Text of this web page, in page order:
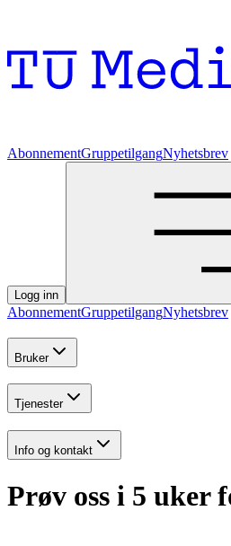
AbonnementGruppetilgangNyhetsbrev
Logg inn
AbonnementGruppetilgangNyhetsbrev
Bruker
Tjenester
Info og kontakt
Prøv oss i 5 uker